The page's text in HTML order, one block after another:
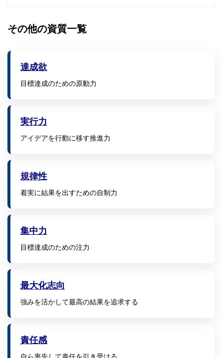
その他の資質一覧
達成欲
目標達成のための原動力
実行力
アイデアを行動に移す推進力
規律性
着実に結果を出すための自制力
集中力
目標達成のための注力
最大化志向
強みを活かして最高の結果を追求する
責任感